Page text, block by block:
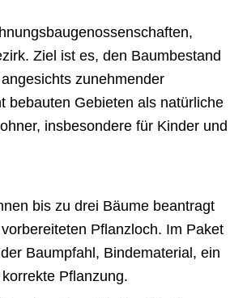
Ziel ist es, den Baumbestand
zunehmender
bebauten Gebieten als natürliche
insbesondere für Kinder und
bis zu drei Bäume beantragt
Pflanzloch. Im Paket
Baumpfahl, Bindematerial, ein
Pflanzung.